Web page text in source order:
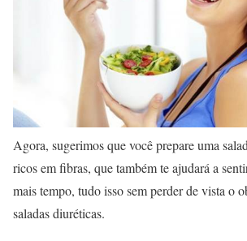
Agora, sugerimos que você prepare uma
ricos em fibras, que também te ajudará a
mais tempo, tudo isso sem perder de vista o
saladas diuréticas.